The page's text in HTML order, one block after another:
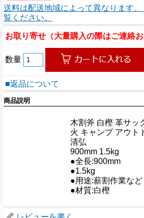
送料は配送地域によって異なります
覧ください。
お取り寄せ（大量購入の際はご連絡お
数量
■返品について
商品説明
木割斧 白樫 革サッ
火 キャンプ アウト
清弘
900mm 1.5kg
●全長:900mm
●1.5kg
●用途:薪割作業など
●材質:白樫